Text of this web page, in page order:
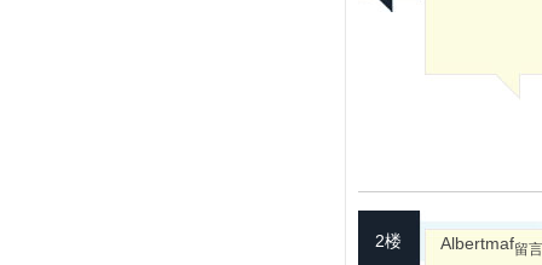
2楼 Albertmaf留